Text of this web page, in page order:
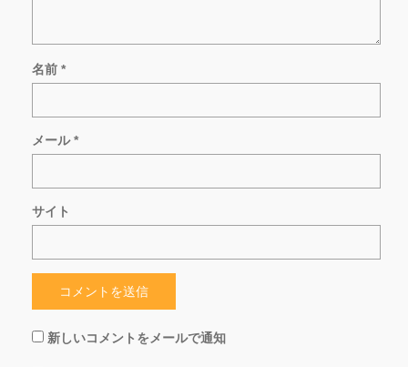
名前 *
メール*
サイト
新しいコメントをメールで通知